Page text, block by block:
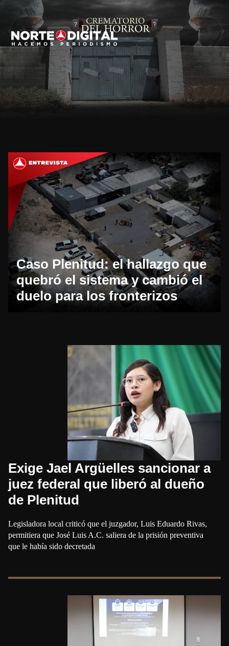
Caso Plenitud: el hallazgo que
quebró el sistema y cambió el
duelo para los fronterizos
Exige Jael Argüelles sancionar a
juez federal que liberó al dueño
de Plenitud
Legisladora local criticó que el juzgador, Luis Eduardo Rivas,
permitiera que José Luis A.C. saliera de la prisión preventiva
que le había sido decretada